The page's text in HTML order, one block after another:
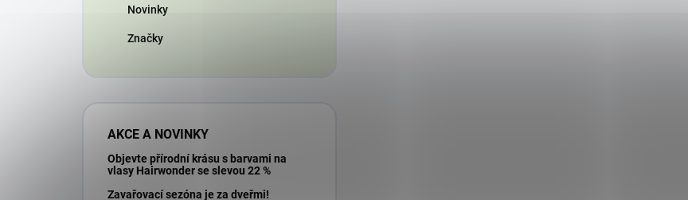
Novinky
Značky
AKCE A NOVINKY
Objevte přírodní krásu s barvami na
vlasy Hairwonder se slevou 22 %
Zavařovací sezóna je za dveřmi!